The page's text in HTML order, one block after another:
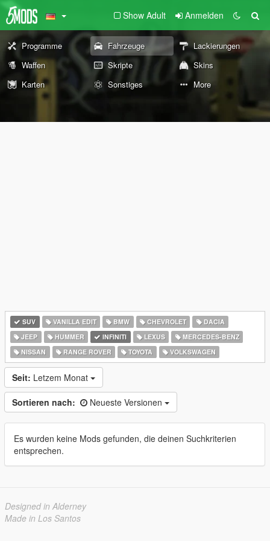
Show Adult Anmelden
Programme Fahrzeuge
Lackierungen
Waffen
Skripte
Skins
Karten
Sonstiges More
SUV VANILLA EDIT BMW CHEVROLET
DACIA
JEEP
HUMMER INFINITI LEXUS
MERCEDES-BENZ
NISSAN
RANGE ROVER TOYOTA VOLKSWAGEN
Seit: Letzem Monat
Sortieren nach: Neueste Versionen
Es wurden keine Mods gefunden, die deinen Suchkriterien
entsprechen.
Designed in Alderney
Made in Los Santos